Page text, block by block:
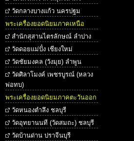
วัดกลางบางแก้ว นครปฐม
พระเครื่องยอดนิยมภาคเหนือ
สำนักสุสานไตรลักษณ์ ลำปาง
วัดดอยแม่ปั๋ง เชียงใหม่
วัดชัยมงคล (วังมุย) ลำพูน
วัดศิลาโมงค์ เพชรบูรณ์ (หลวง
พ่อทบ)
พระเครื่องยอดนิยมภาคตะวันออก
วัดหนองตำลึง ชลบุรี
วัดอุทยานนที (วัดสมถะ) ชลบุรี
วัดบ้านด่าน ปราจีนบุรี